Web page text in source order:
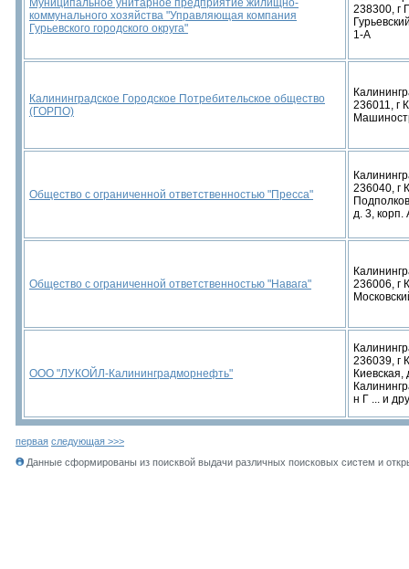
Муниципальное унитарное предприятие жилищно-
коммунального хозяйства "Управляющая компания
Гурьевского городского округа"
238300, г
1-А
Калининградское Городское Потребительское общество
(ГОРПО)
236011, г
Общество с ограниченной ответственностью "Пресса"
236040, г
д. 3, корп.
Общество с ограниченной ответственностью "Навага"
236006, г
ООО "ЛУКОЙЛ-Калининградморнефть"
236039, г
Киевская,
н Г ... и
первая следующая >>>
Данные сформированы из поисквой выдачи различных поисковых систем и